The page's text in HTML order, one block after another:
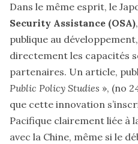
Dans le même esprit, le
Security Assistance (OSA)
publique au
directement les capacités
partenaires. Un article,
Public Policy Studies », (no
que cette innovation
Pacifique clairement liée
avec la Chine, même si le